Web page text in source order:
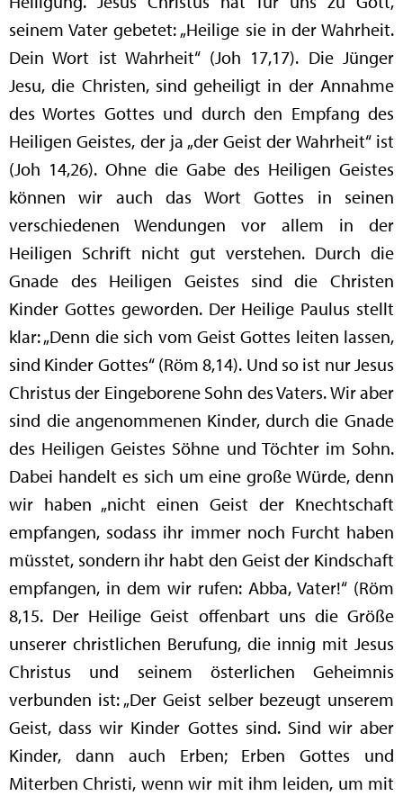
seinem Vater gebetet: „Heilige sie in der Wahrheit.
Dein Wort ist Wahrheit“ (Joh 17,17). Die Jünger
Jesu, die Christen, sind geheiligt in der Annahme
des Wortes Gottes und durch den Empfang des
Heiligen Geistes, der ja „der Geist der Wahrheit“ ist
(Joh 14,26). Ohne die Gabe des Heiligen Geistes
können wir auch das Wort Gottes in seinen
verschiedenen Wendungen vor allem in der
Heiligen Schrift nicht gut verstehen. Durch die
Gnade des Heiligen Geistes sind die Christen
Kinder Gottes geworden. Der Heilige Paulus stellt
klar: „Denn die sich vom Geist Gottes leiten lassen,
sind Kinder Gottes“ (Röm 8,14). Und so ist nur Jesus
Christus der Eingeborene Sohn des Vaters. Wir aber
sind die angenommenen Kinder, durch die Gnade
des Heiligen Geistes Söhne und Töchter im Sohn.
Dabei handelt es sich um eine große Würde, denn
wir haben „nicht einen Geist der Knechtschaft
empfangen, sodass ihr immer noch Furcht haben
müsstet, sondern ihr habt den Geist der Kindschaft
empfangen, in dem wir rufen: Abba, Vater!“ (Röm
8,15. Der Heilige Geist offenbart uns die Größe
unserer christlichen Berufung, die innig mit Jesus
Christus und seinem österlichen Geheimnis
verbunden ist: „Der Geist selber bezeugt unserem
Geist, dass wir Kinder Gottes sind. Sind wir aber
Kinder, dann auch Erben; Erben Gottes und
Miterben Christi, wenn wir mit ihm leiden, um mit